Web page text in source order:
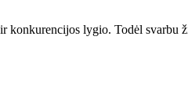
lygio. Todėl svarbu